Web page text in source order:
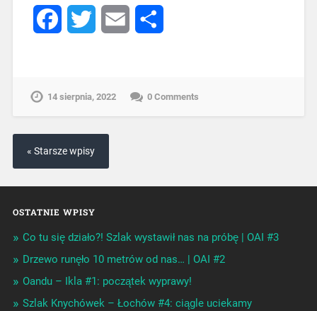
FacebookTwitter Email
14 sierpnia, 2022 0 Comments
« Starsze wpisy
OSTATNIE WPISY
Co tu się działo?! Szlak wystawił nas na próbę | OAI #3
Drzewo runęło 10 metrów od nas… | OAI #2
Oandu – Ikla #1: początek wyprawy!
Szlak Knychówek – Łochów #4: ciągle uciekamy